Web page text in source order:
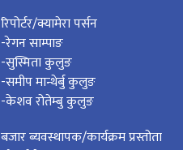
रिपोर्टर/क्यामेरा पर्सन
-रेगन साम्पाङ
-सुस्मिता कुलुङ
-समीप मान्थेर्बु कुलुङ
-केशव रोतेम्बु कुलुङ
बजार ब्यवस्थापक/कार्यक्रम प्रस्तोता